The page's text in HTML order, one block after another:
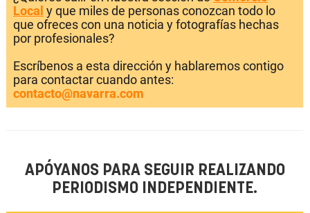
Local y que miles de personas conozcan todo lo
que ofreces con una noticia y fotografías hechas
por profesionales?
Escríbenos a esta dirección y hablaremos contigo
para contactar cuando antes:
contacto@navarra.com
APÓYANOS PARA SEGUIR REALIZANDO
PERIODISMO INDEPENDIENTE.